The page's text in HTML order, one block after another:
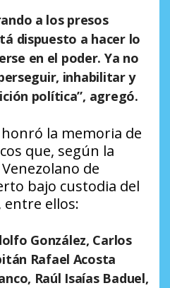
a los presos
dispuesto a hacer lo
en el poder. Ya no
inhabilitar y
política”, agregó.
la memoria de
que, según la
de
bajo custodia del
entre ellos:
González, Carlos
Rafael Acosta
Raúl Isaías Baduel,